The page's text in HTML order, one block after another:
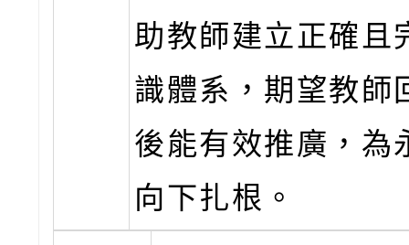
助教師建立正確且
識體系，期望教師
後能有效推廣，為
向下扎根。